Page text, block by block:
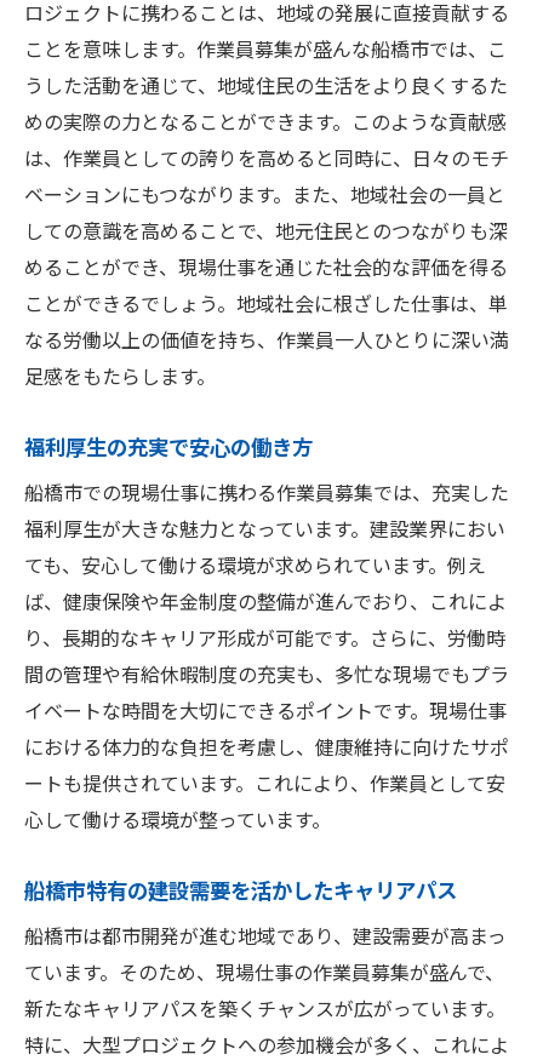
長期的な雇用契約の魅力
資格取得支援とキャリアアップの機会
現場仕事を通じて得られる専門技術
船橋市での雇用安定性の理由
給与体系と働きやすさのポイント
船橋市での作業員としての将来展望
船橋市の建設業界でのキャリアをスタートする
ためのヒント
建設業界への第一歩を踏み出す方法
面接で重要視されるスキルと特性
船橋市の企業文化と職場環境
新入社員としての成功の秘訣
自分に合った仕事を見つけるためのポイン
ト
千葉県船橋市での現場仕事の現状と未来を見据
えて
現場仕事の最新トレンド
船橋市の経済成長と建設業の関連性
持続可能な都市開発に関わる意義
船橋市の建設業界における革新的な動き
今後の建設プロジェクトの展望と期待
地域の発展を支える船橋市の現場仕事のやりが
い
地域社会への具体的な貢献の例
ロジェクトに携わることは、地域の発展に直接貢献する
ことを意味します。作業員募集が盛んな船橋市では、こ
うした活動を通じて、地域住民の生活をより良くするた
めの実際の力となることができます。このような貢献感
は、作業員としての誇りを高めると同時に、日々のモチ
ベーションにもつながります。また、地域社会の一員と
しての意識を高めることで、地元住民とのつながりも深
めることができ、現場仕事を通じた社会的な評価を得る
ことができるでしょう。地域社会に根ざした仕事は、単
なる労働以上の価値を持ち、作業員一人ひとりに深い満
足感をもたらします。
福利厚生の充実で安心の働き方
船橋市での現場仕事に携わる作業員募集では、充実した
福利厚生が大きな魅力となっています。建設業界におい
ても、安心して働ける環境が求められています。例え
ば、健康保険や年金制度の整備が進んでおり、これによ
り、長期的なキャリア形成が可能です。さらに、労働時
間の管理や有給休暇制度の充実も、多忙な現場でもプラ
イベートな時間を大切にできるポイントです。現場仕事
における体力的な負担を考慮し、健康維持に向けたサポ
ートも提供されています。これにより、作業員として安
心して働ける環境が整っています。
船橋市特有の建設需要を活かしたキャリアパス
船橋市は都市開発が進む地域であり、建設需要が高まっ
ています。そのため、現場仕事の作業員募集が盛んで、
新たなキャリアパスを築くチャンスが広がっています。
特に、大型プロジェクトへの参加機会が多く、これによ